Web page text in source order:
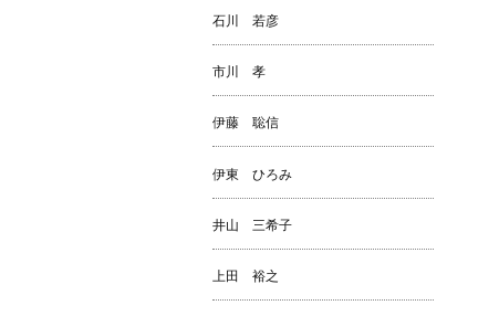
石川 若彦
市川 孝
伊藤 聡信
伊東 ひろみ
井山 三希子
上田 裕之